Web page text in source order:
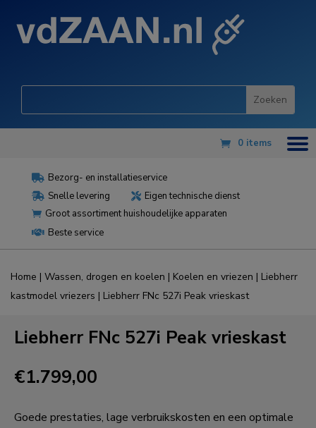
0 items
 Bezorg- en installatieservice
 Snelle levering  Eigen technische dienst
 Groot assortiment huishoudelijke apparaten
 Beste service
Home | Wassen, drogen en koelen | Koelen en vriezen | Liebherr
kastmodel vriezers | Liebherr FNc 527i Peak vrieskast
Liebherr FNc 527i Peak vrieskast
€1.799,00
Goede prestaties, lage verbruikskosten en een optimale